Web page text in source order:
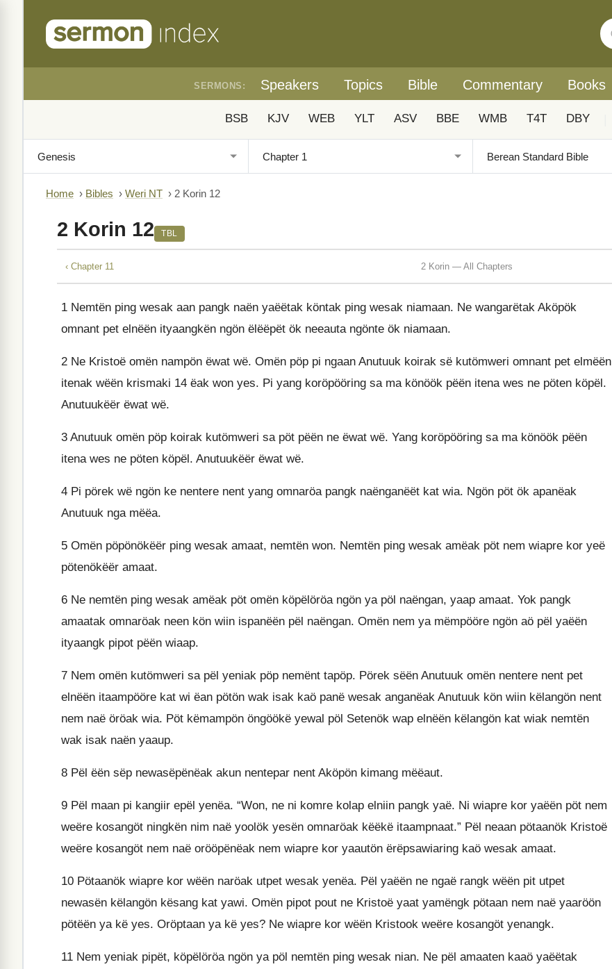
SERMONS: Speakers Topics Bible Commentary Books
BSB KJV WEB YLT ASV BBE WMB T4T DBY
Home › Bibles › Weri NT › 2 Korin 12
2 Korin 12 TBL
‹ Chapter 11 2 Korin — All Chapters
1 Nemtën ping wesak aan pangk naën yaëëtak köntak ping wesak niamaan. Ne wangarëtak Aköpök
omnant pet elnëën ityaangkën ngön ëlëëpët ök neeauta ngönte ök niamaan.
2 Ne Kristoë omën nampön ëwat wë. Omën pöp pi ngaan Anutuuk koirak së kutömweri omnant pet elmëën
itenak wëën krismaki 14 ëak won yes. Pi yang koröpööring sa ma könöök pëën itena wes ne pöten köpël.
Anutuukëër ëwat wë.
3 Anutuuk omën pöp koirak kutömweri sa pöt pëën ne ëwat wë. Yang koröpööring sa ma könöök pëën
itena wes ne pöten köpël. Anutuukëër ëwat wë.
4 Pi pörek wë ngön ke nentere nent yang omnaröa pangk naënganëët kat wia. Ngön pöt ök apanëak
Anutuuk nga mëëa.
5 Omën pöpönökëër ping wesak amaat, nemtën won. Nemtën ping wesak amëak pöt nem wiapre kor yeë
pötenökëër amaat.
6 Ne nemtën ping wesak amëak pöt omën köpëlöröa ngön ya pöl naëngan, yaap amaat. Yok pangk
amaatak omnaröak neen kön wiin ispanëën pël naëngan. Omën nem ya mëmpööre ngön aö pël yaëën
ityaangk pipot pëën wiaap.
7 Nem omën kutömweri sa pël yeniak pöp nemënt tapöp. Pörek sëën Anutuuk omën nentere nent pet
elnëën itaampööre kat wi ëan pötön wak isak kaö panë wesak anganëak Anutuuk kön wiin këlangön nent
nem naë öröak wia. Pöt këmampön öngöökë yewal pöl Setenök wap elnëën këlangön kat wiak nemtën
wak isak naën yaaup.
8 Pël ëën sëp newasëpënëak akun nentepar nent Aköpön kimang mëëaut.
9 Pël maan pi kangiir epël yenëa. “Won, ne ni komre kolap elniin pangk yaë. Ni wiapre kor yaëën pöt nem
weëre kosangöt ningkën nim naë yoolök yesën omnaröak këëkë itaampnaat.” Pël neaan pötaanök Kristoë
weëre kosangöt nem naë orööpënëak nem wiapre kor yaautön ërëpsawiaring kaö wesak amaat.
10 Pötaanök wiapre kor wëën naröak utpet wesak yenëa. Pël yaëën ne ngaë rangk wëën pit utpet
newasën këlangön kësang kat yawi. Omën pipot pout ne Kristoë yaat yamëngk pötaan nem naë yaaröön
pötëën ya kë yes. Oröptaan ya kë yes? Ne wiapre kor wëën Kristook weëre kosangöt yenangk.
11 Nem yeniak pipët, köpëlöröa ngön ya pöl nemtën ping wesak nian. Ne pël amaaten kaaö yaëëtak